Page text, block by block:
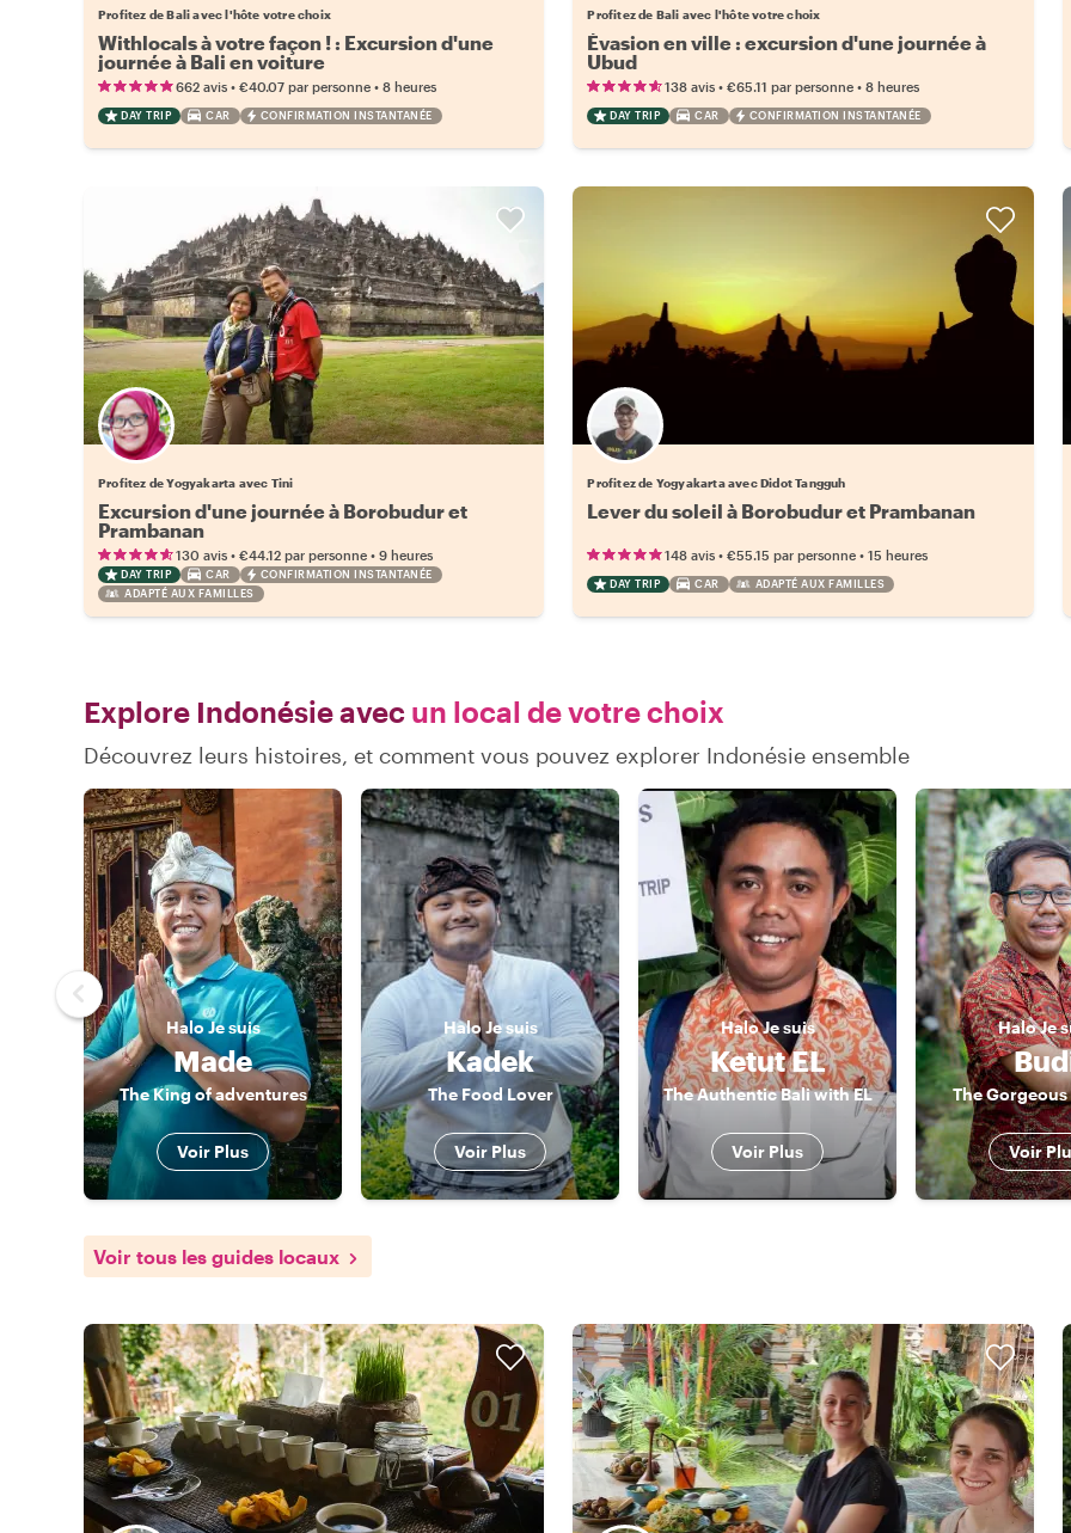
Profitez de Bali avec l'hôte votre choix
Withlocals à votre façon ! : Excursion d'une
journée à Bali en voiture
662 avis • €40.07 par personne • 8 heures
DAY TRIP CAR CONFIRMATION INSTANTANÉE
Profitez de Bali avec l'hôte votre choix
Évasion en ville : excursion d'une journée à
Ubud
138 avis •€65.11 par personne •8 heures
DAY TRIP CAR CONFIRMATION INSTANTANÉE
Profitez de Yogyakarta avec Tini
Excursion d'une journée à Borobudur et
Prambanan
130 avis • €44.12 par personne • 9 heures
DAY TRIP CAR
CONFIRMATION INSTANTANÉE
ADAPTÉ AUX FAMILLES
Profitez de Yogyakarta avec Didot Tangguh
Lever du soleil à Borobudur et Prambanan
148 avis •€55.15 par personne •15 heures
DAY TRIP CAR ADAPTÉ AUX FAMILLES
Explore Indonésie avec un local de votre choix
Découvrez leurs histoires, et comment vous pouvez explorer Indonésie ensemble
HaloJe suis
Made
The King of adventures
Voir Plus
HaloJe suis
Kadek
The Food Lover
Voir Plus
HaloJe suis
Ketut EL
The Authentic Bali with EL
Voir Plus
HaloJe
The
Voir
Voir tous les guides locaux